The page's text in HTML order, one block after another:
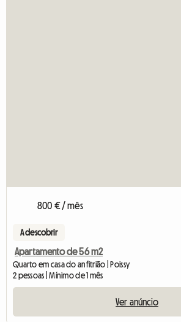
800 € / mês
A descobrir
Apartamento de 56 m2
Quarto em casa do anfitrião | Poissy
2 pessoas | Mínimo de 1 mês
Ver anúncio